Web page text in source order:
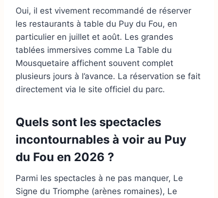
Oui, il est vivement recommandé de réserver
les restaurants à table du Puy du Fou, en
particulier en juillet et août. Les grandes
tablées immersives comme La Table du
Mousquetaire affichent souvent complet
plusieurs jours à l’avance. La réservation se fait
directement via le site officiel du parc.
Quels sont les spectacles
incontournables à voir au Puy
du Fou en 2026 ?
Parmi les spectacles à ne pas manquer, Le
Signe du Triomphe (arènes romaines), Le